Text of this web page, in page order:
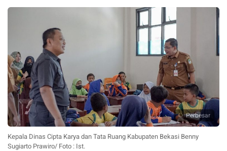
Perbesar
Kepala Dinas Cipta Karya dan Tata Ruang Kabupaten Bekasi Benny
Sugiarto Prawiro/ Foto : Ist.